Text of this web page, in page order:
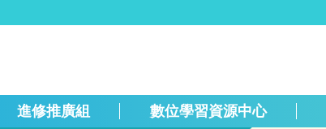
進修推廣組 數位學習資源中心